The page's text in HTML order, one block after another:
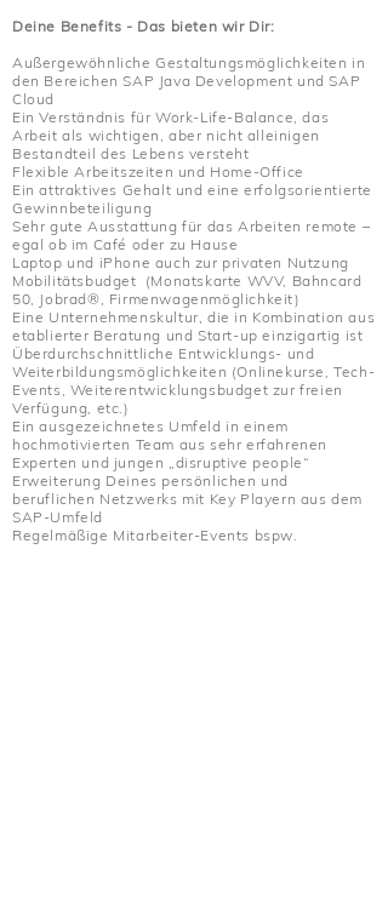
Deine Benefits - Das bieten wir Dir:
Außergewöhnliche Gestaltungsmöglichkeiten in
den Bereichen SAP Java Development und SAP
Cloud
Ein Verständnis für Work-Life-Balance, das
Arbeit als wichtigen, aber nicht alleinigen
Bestandteil des Lebens versteht
Flexible Arbeitszeiten und Home-Office
Ein attraktives Gehalt und eine erfolgsorientierte
Gewinnbeteiligung
Sehr gute Ausstattung für das Arbeiten remote –
egal ob im Café oder zu Hause
Laptop und iPhone auch zur privaten Nutzung
Mobilitätsbudget (Monatskarte WVV, Bahncard
50, Jobrad®, Firmenwagenmöglichkeit)
Eine Unternehmenskultur, die in Kombination aus
etablierter Beratung und Start-up einzigartig ist
Überdurchschnittliche Entwicklungs- und
Weiterbildungsmöglichkeiten (Onlinekurse, Tech-
Events, Weiterentwicklungsbudget zur freien
Verfügung, etc.)
Ein ausgezeichnetes Umfeld in einem
hochmotivierten Team aus sehr erfahrenen
Experten und jungen „disruptive people“
Erweiterung Deines persönlichen und
beruflichen Netzwerks mit Key Playern aus dem
SAP-Umfeld
Regelmäßige Mitarbeiter-Events bspw.